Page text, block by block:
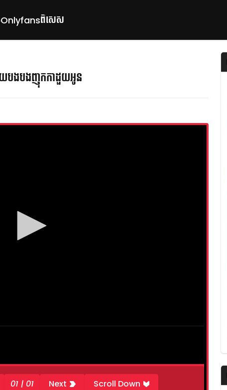
Onlyfansពិសេស
បងបងញុកកាដួយអូន
01 | 01 Next Scroll Down